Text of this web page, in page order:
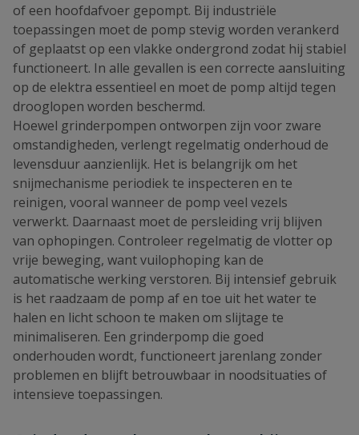
of een hoofdafvoer gepompt. Bij industriële
toepassingen moet de pomp stevig worden verankerd
of geplaatst op een vlakke ondergrond zodat hij stabiel
functioneert. In alle gevallen is een correcte aansluiting
op de elektra essentieel en moet de pomp altijd tegen
drooglopen worden beschermd.
Hoewel grinderpompen ontworpen zijn voor zware
omstandigheden, verlengt regelmatig onderhoud de
levensduur aanzienlijk. Het is belangrijk om het
snijmechanisme periodiek te inspecteren en te
reinigen, vooral wanneer de pomp veel vezels
verwerkt. Daarnaast moet de persleiding vrij blijven
van ophopingen. Controleer regelmatig de vlotter op
vrije beweging, want vuilophoping kan de
automatische werking verstoren. Bij intensief gebruik
is het raadzaam de pomp af en toe uit het water te
halen en licht schoon te maken om slijtage te
minimaliseren. Een grinderpomp die goed
onderhouden wordt, functioneert jarenlang zonder
problemen en blijft betrouwbaar in noodsituaties of
intensieve toepassingen.